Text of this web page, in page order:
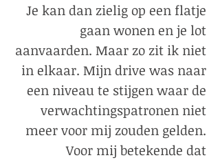
Je kan dan zielig op een flatje
gaan wonen en je lot
aanvaarden. Maar zo zit ik niet
in elkaar. Mijn drive was naar
een niveau te stijgen waar de
verwachtingspatronen niet
meer voor mij zouden gelden.
Voor mij betekende dat